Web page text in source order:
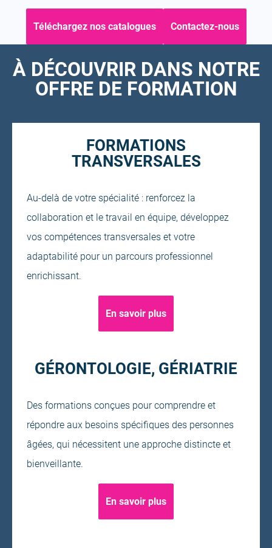
Téléchargez nos catalogues Contactez-nous
À DÉCOUVRIR DANS NOTRE
OFFRE DE FORMATION
FORMATIONS
TRANSVERSALES
Au-delà de votre spécialité : renforcez la
collaboration et le travail en équipe, développez
vos compétences transversales et votre
adaptabilité pour un parcours professionnel
enrichissant.
En savoir plus
GÉRONTOLOGIE, GÉRIATRIE
Des formations conçues pour comprendre et
répondre aux besoins spécifiques des personnes
âgées, qui nécessitent une approche distincte et
bienveillante.
En savoir plus